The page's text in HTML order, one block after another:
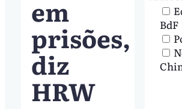
em
prisões,
diz
HRW
BdF